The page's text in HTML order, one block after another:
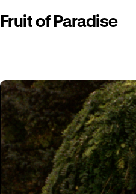
Fruit of Paradise